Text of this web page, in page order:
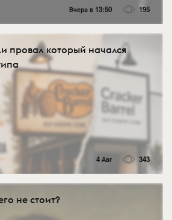
Вчера в 13:50 195
провал который начался
4 Авг 343
не стоит?